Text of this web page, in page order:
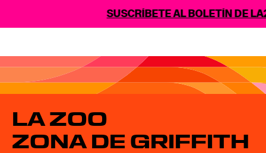
SUSCRÍBETE AL BOLETÍN DE
LA ZOO
ZONA DE GRIFFITH